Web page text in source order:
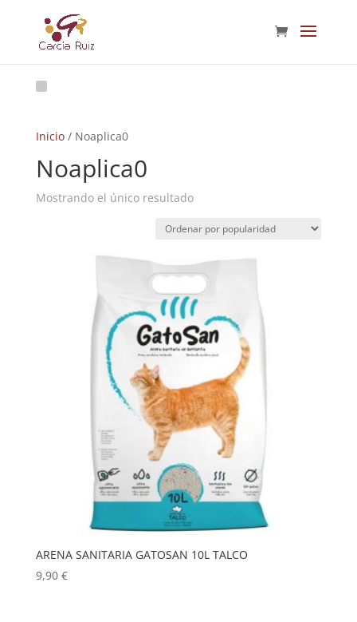
Inicio/ Noaplica0
Noaplica0
Mostrando el único resultado
ARENA SANITARIA GATOSAN 10L TALCO
9,90 €